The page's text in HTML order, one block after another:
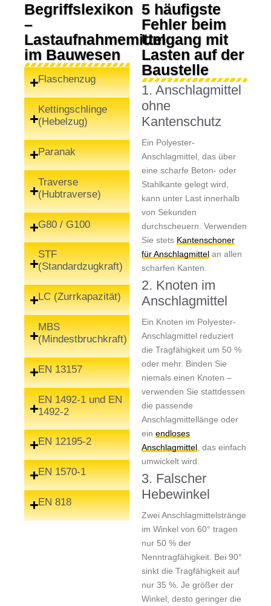
Begriffslexikon
–
Lastaufnahmemittel
im Bauwesen
Flaschenzug
Kettingschlinge
(Hebelzug)
Paranak
Traverse
(Hubtraverse)
G80 / G100
STF
(Standardzugkraft)
LC (Zurrkapazität)
MBS
(Mindestbruchkraft)
EN 13157
EN 1492-1 und EN
1492-2
EN 12195-2
EN 1570-1
EN 818
5 häufigste
Fehler beim
Umgang mit
Lasten auf der
Baustelle
1. Anschlagmittel
ohne
Kantenschutz
Ein Polyester-
Anschlagmittel, das über
eine scharfe Beton- oder
Stahlkante gelegt wird,
kann unter Last innerhalb
von Sekunden
durchscheuern. Verwenden
Sie stets Kantenschoner
für Anschlagmittel an allen
scharfen Kanten.
2. Knoten im
Anschlagmittel
Ein Knoten im Polyester-
Anschlagmittel reduziert
die Tragfähigkeit um 50 %
oder mehr. Binden Sie
niemals einen Knoten –
verwenden Sie stattdessen
die passende
Anschlagmittellänge oder
ein endloses
Anschlagmittel , das einfach
umwickelt wird.
3. Falscher
Hebewinkel
Zwei Anschlagmittelstränge
im Winkel von 60° tragen
nur 50 % der
Nenntragfähigkeit. Bei 90°
sinkt die Tragfähigkeit auf
nur 35 %. Je größer der
Winkel, desto geringer die